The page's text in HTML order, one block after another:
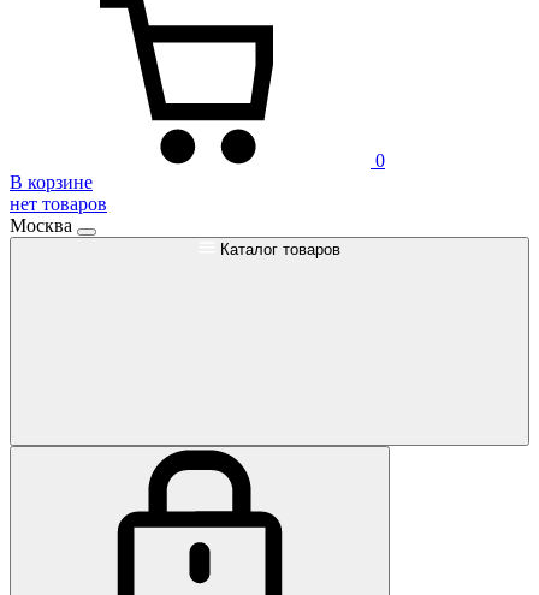
0
В корзине
нет товаров
Москва
Каталог товаров